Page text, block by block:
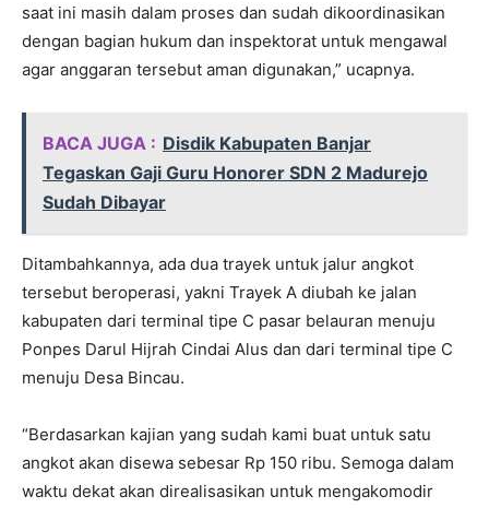
saat ini masih dalam proses dan sudah dikoordinasikan
dengan bagian hukum dan inspektorat untuk mengawal
agar anggaran tersebut aman digunakan,” ucapnya.
BACA JUGA : Disdik Kabupaten Banjar
Tegaskan Gaji Guru Honorer SDN 2 Madurejo
Sudah Dibayar
Ditambahkannya, ada dua trayek untuk jalur angkot
tersebut beroperasi, yakni Trayek A diubah ke jalan
kabupaten dari terminal tipe C pasar belauran menuju
Ponpes Darul Hijrah Cindai Alus dan dari terminal tipe C
menuju Desa Bincau.
“Berdasarkan kajian yang sudah kami buat untuk satu
angkot akan disewa sebesar Rp 150 ribu. Semoga dalam
waktu dekat akan direalisasikan untuk mengakomodir